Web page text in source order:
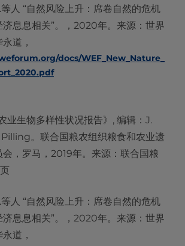
人 “自然风险上升：席卷自然的危机
济息息相关”。，2020年。来源：世界
道，
docs/WEF_New_Nature_
业生物多样性状况报告》, 编辑：J.
。联合国粮农组织粮食和农业遗
，罗马，2019年。来源：联合国粮
人 “自然风险上升：席卷自然的危机
济息息相关”。，2020年。来源：世界
道，